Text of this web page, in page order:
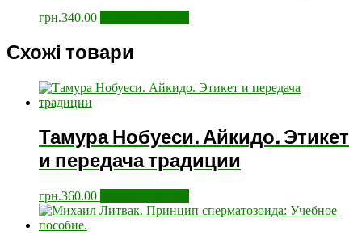
грн.340.00
Схожі товари
Тамура Нобуеси. Айкидо. Этикет
и передача традиции
грн.360.00